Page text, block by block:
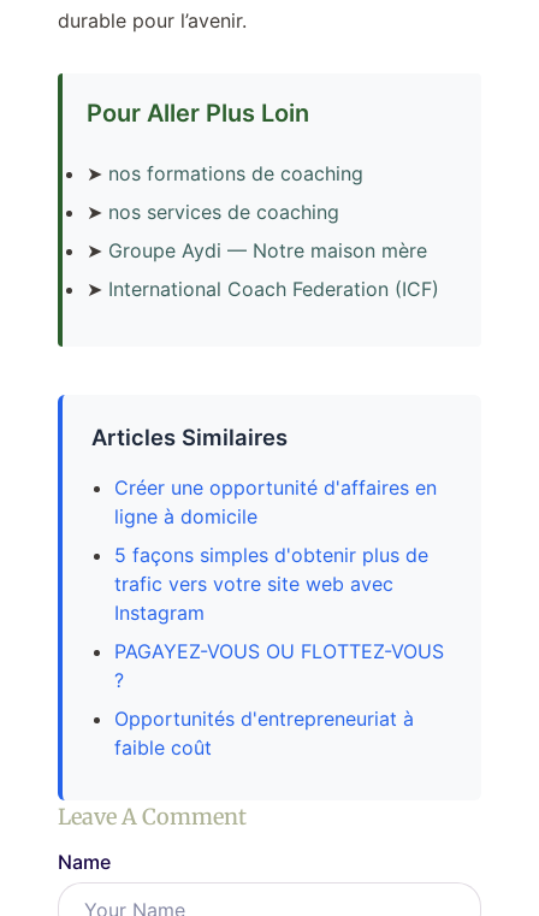
durable pour l’avenir.
Pour Aller Plus Loin
➤ nos formations de coaching
➤ nos services de coaching
➤ Groupe Aydi — Notre maison mère
➤ International Coach Federation (ICF)
Articles Similaires
Créer une opportunité d'affaires en
ligne à domicile
5 façons simples d'obtenir plus de
trafic vers votre site web avec
Instagram
PAGAYEZ-VOUS OU FLOTTEZ-VOUS
?
Opportunités d'entrepreneuriat à
faible coût
Leave A Comment
Name